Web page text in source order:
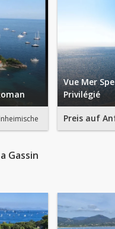
Vue Mer
Privilégié
Preis auf
Gassin